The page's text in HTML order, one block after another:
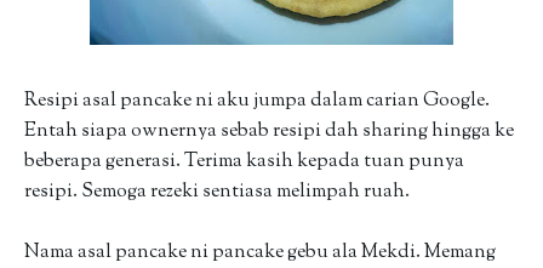
Resipi asal pancake ni aku jumpa dalam carian Google.
Entah siapa ownernya sebab resipi dah sharing hingga ke
beberapa generasi. Terima kasih kepada tuan punya
resipi. Semoga rezeki sentiasa melimpah ruah.
Nama asal pancake ni pancake gebu ala Mekdi. Memang